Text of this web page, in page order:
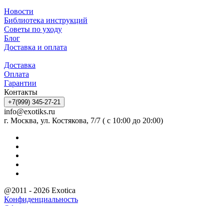
Новости
Библиотека инструкций
Советы по уходу
Блог
Доставка и оплата
Доставка
Оплата
Гарантии
Контакты
+7(999) 345-27-21
info@exotiks.ru
г. Москва, ул. Костякова, 7/7 ( с 10:00 до 20:00)
@2011 - 2026 Exotica
Конфиденциальность